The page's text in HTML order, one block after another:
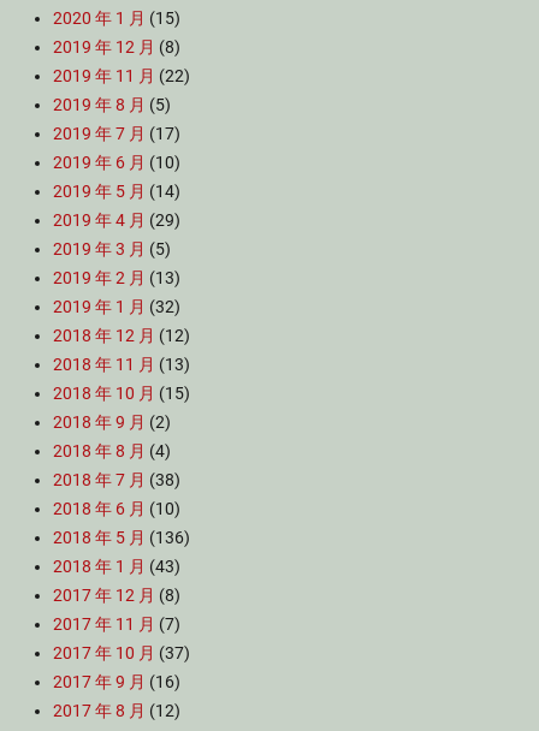
2020 年 1 月 (15)
2019 年 12 月 (8)
2019 年 11 月 (22)
2019 年 8 月 (5)
2019 年 7 月 (17)
2019 年 6 月 (10)
2019 年 5 月 (14)
2019 年 4 月 (29)
2019 年 3 月 (5)
2019 年 2 月 (13)
2019 年 1 月 (32)
2018 年 12 月 (12)
2018 年 11 月 (13)
2018 年 10 月 (15)
2018 年 9 月 (2)
2018 年 8 月 (4)
2018 年 7 月 (38)
2018 年 6 月 (10)
2018 年 5 月 (136)
2018 年 1 月 (43)
2017 年 12 月 (8)
2017 年 11 月 (7)
2017 年 10 月 (37)
2017 年 9 月 (16)
2017 年 8 月 (12)